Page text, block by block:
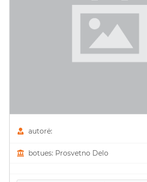
autorë:
botues: Prosvetno Delo